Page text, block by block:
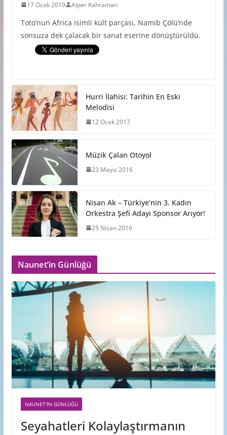
17 Ocak 2019 Alper Kahraman
Toto’nun Africa isimli kült parçası, Namib Çölü’nde
sonsuza dek çalacak bir sanat eserine dönüştürüldü.
Hurri İlahisi: Tarihin En Eski
Melodisi
12 Ocak 2017
Müzik Çalan Otoyol
23 Mayıs 2016
Nisan Ak – Türkiye’nin 3. Kadın
Orkestra Şefi Adayı Sponsor Arıyor!
25 Nisan 2016
Naunet’in Günlüğü
NAUNET'IN GÜNLÜĞÜ
Seyahatleri Kolaylaştırmanın